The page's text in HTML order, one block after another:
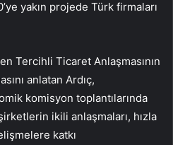
yakın projede Türk firmaları
Tercihli Ticaret Anlaşmasının
anlatan Ardıç,
komisyon toplantılarında
ikili anlaşmaları, hızla
katkı